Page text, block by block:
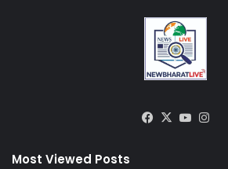
Facebook
X
Most Viewed Posts